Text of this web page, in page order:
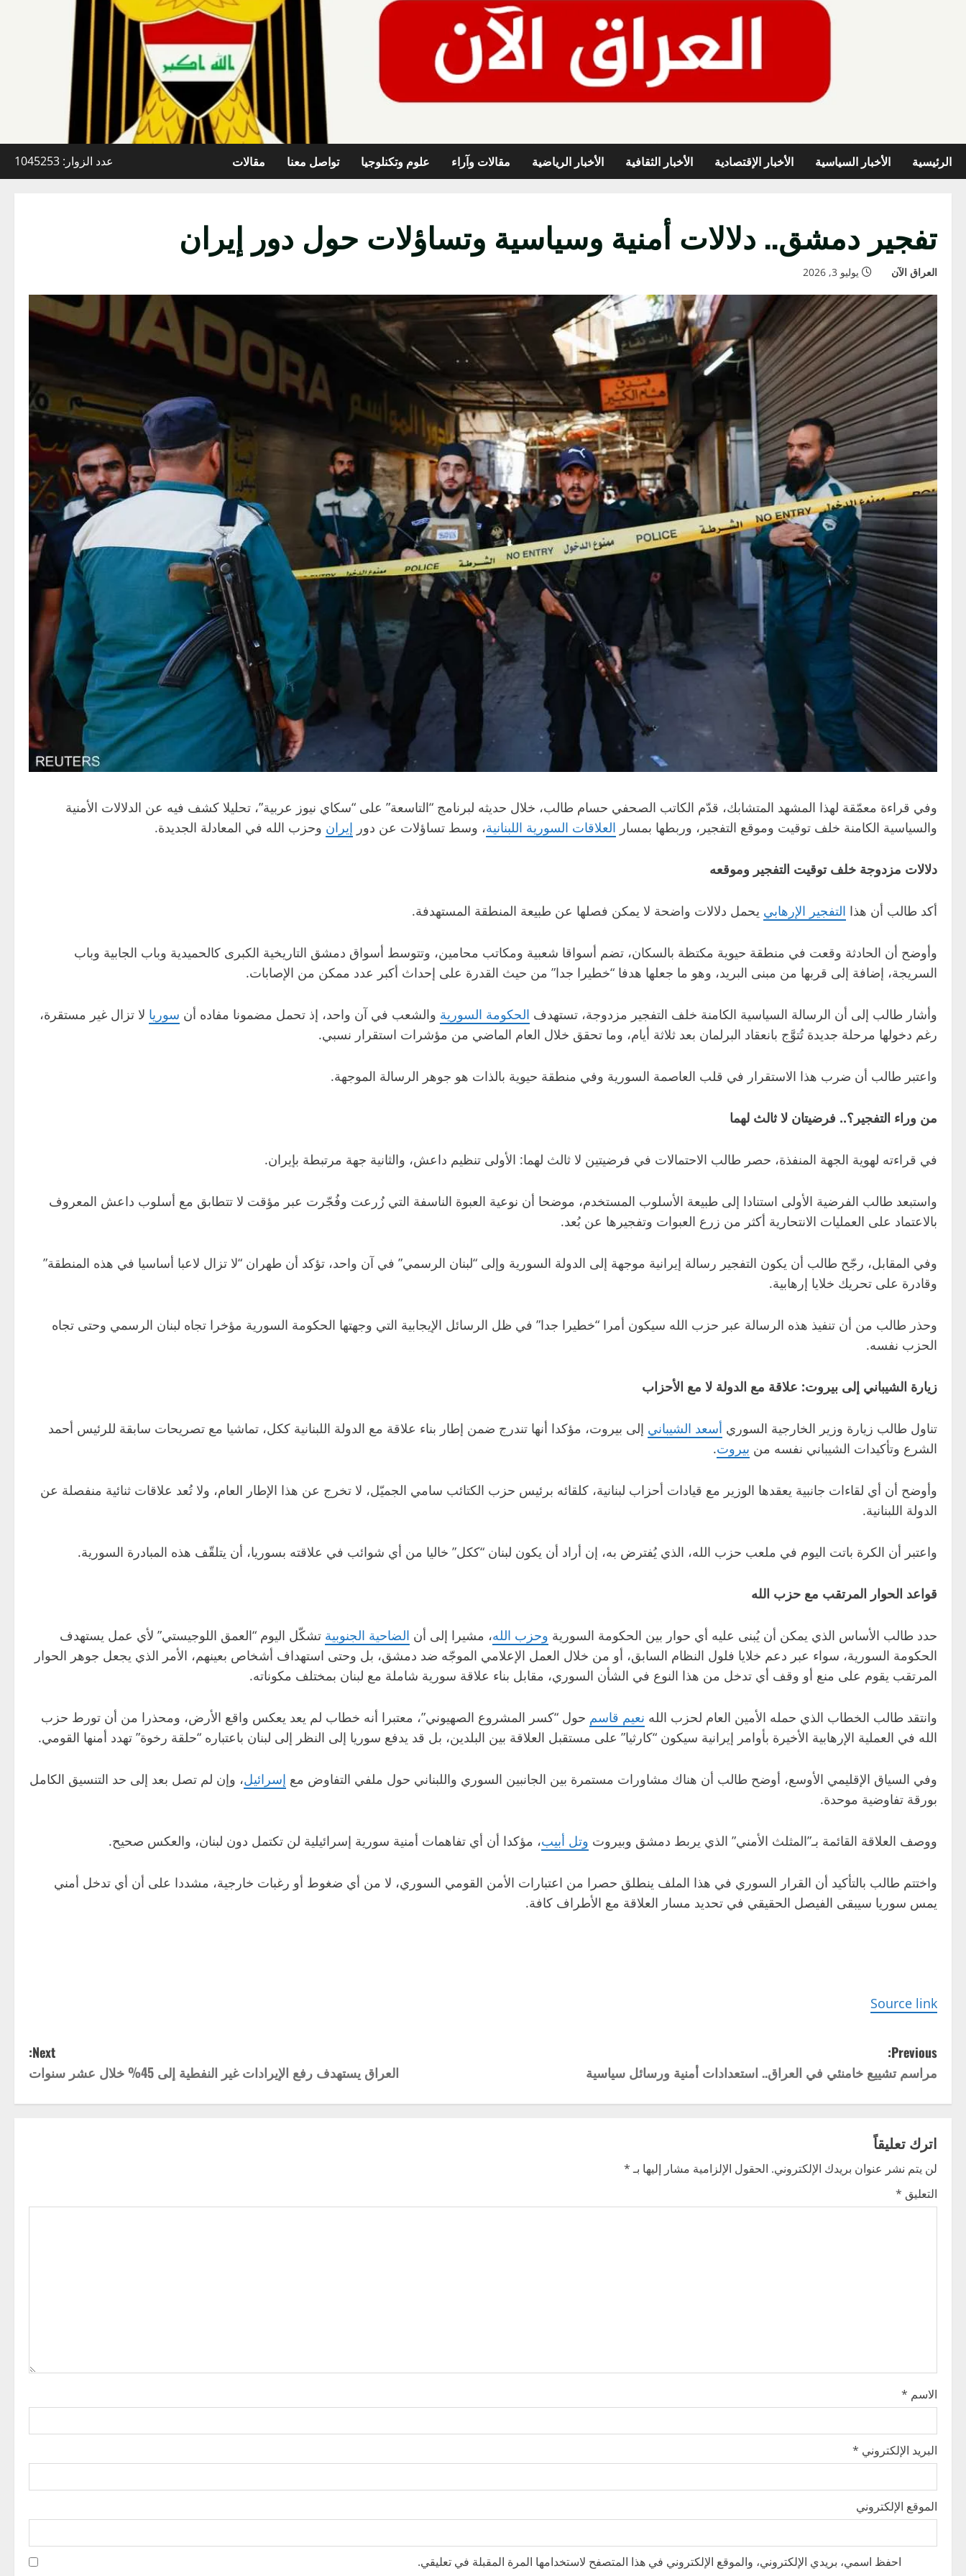
الرئيسية الأخبار السياسية الأخبار الإقتصادية الأخبار الثقافية الأخبار الرياضية مقالات وآراء علوم وتكنلوجيا تواصل معنا مقالات عدد الزوار: 1045253
تفجير دمشق.. دلالات أمنية وسياسية وتساؤلات حول دور إيران
العراق الآن يوليو 3, 2026
وفي قراءة معمّقة لهذا المشهد المتشابك، قدّم الكاتب الصحفي حسام طالب، خلال حديثه لبرنامج “التاسعة” على “سكاي نيوز عربية”، تحليلا كشف فيه عن الدلالات الأمنية
والسياسية الكامنة خلف توقيت وموقع التفجير، وربطها بمسار العلاقات السورية اللبنانية، وسط تساؤلات عن دور إيران وحزب الله في المعادلة الجديدة.
دلالات مزدوجة خلف توقيت التفجير وموقعه
أكد طالب أن هذا التفجير الإرهابي يحمل دلالات واضحة لا يمكن فصلها عن طبيعة المنطقة المستهدفة.
وأوضح أن الحادثة وقعت في منطقة حيوية مكتظة بالسكان، تضم أسواقا شعبية ومكاتب محامين، وتتوسط أسواق دمشق التاريخية الكبرى كالحميدية وباب الجابية وباب
السريجة، إضافة إلى قربها من مبنى البريد، وهو ما جعلها هدفا “خطيرا جدا” من حيث القدرة على إحداث أكبر عدد ممكن من الإصابات.
وأشار طالب إلى أن الرسالة السياسية الكامنة خلف التفجير مزدوجة، تستهدف الحكومة السورية والشعب في آن واحد، إذ تحمل مضمونا مفاده أن سوريا لا تزال غير مستقرة،
رغم دخولها مرحلة جديدة تُتوَّج بانعقاد البرلمان بعد ثلاثة أيام، وما تحقق خلال العام الماضي من مؤشرات استقرار نسبي.
واعتبر طالب أن ضرب هذا الاستقرار في قلب العاصمة السورية وفي منطقة حيوية بالذات هو جوهر الرسالة الموجهة.
من وراء التفجير؟.. فرضيتان لا ثالث لهما
في قراءته لهوية الجهة المنفذة، حصر طالب الاحتمالات في فرضيتين لا ثالث لهما: الأولى تنظيم داعش، والثانية جهة مرتبطة بإيران.
واستبعد طالب الفرضية الأولى استنادا إلى طبيعة الأسلوب المستخدم، موضحا أن نوعية العبوة الناسفة التي زُرعت وفُجّرت عبر مؤقت لا تتطابق مع أسلوب داعش المعروف
بالاعتماد على العمليات الانتحارية أكثر من زرع العبوات وتفجيرها عن بُعد.
وفي المقابل، رجّح طالب أن يكون التفجير رسالة إيرانية موجهة إلى الدولة السورية وإلى “لبنان الرسمي” في آن واحد، تؤكد أن طهران “لا تزال لاعبا أساسيا في هذه المنطقة”
وقادرة على تحريك خلايا إرهابية.
وحذر طالب من أن تنفيذ هذه الرسالة عبر حزب الله سيكون أمرا “خطيرا جدا” في ظل الرسائل الإيجابية التي وجهتها الحكومة السورية مؤخرا تجاه لبنان الرسمي وحتى تجاه
الحزب نفسه.
زيارة الشيباني إلى بيروت: علاقة مع الدولة لا مع الأحزاب
تناول طالب زيارة وزير الخارجية السوري أسعد الشيباني إلى بيروت، مؤكدا أنها تندرج ضمن إطار بناء علاقة مع الدولة اللبنانية ككل، تماشيا مع تصريحات سابقة للرئيس أحمد
الشرع وتأكيدات الشيباني نفسه من بيروت.
وأوضح أن أي لقاءات جانبية يعقدها الوزير مع قيادات أحزاب لبنانية، كلقائه برئيس حزب الكتائب سامي الجميّل، لا تخرج عن هذا الإطار العام، ولا تُعد علاقات ثنائية منفصلة عن
الدولة اللبنانية.
واعتبر أن الكرة باتت اليوم في ملعب حزب الله، الذي يُفترض به، إن أراد أن يكون لبنان “ككل” خاليا من أي شوائب في علاقته بسوريا، أن يتلقّف هذه المبادرة السورية.
قواعد الحوار المرتقب مع حزب الله
حدد طالب الأساس الذي يمكن أن يُبنى عليه أي حوار بين الحكومة السورية وحزب الله، مشيرا إلى أن الضاحية الجنوبية تشكّل اليوم “العمق اللوجيستي” لأي عمل يستهدف
الحكومة السورية، سواء عبر دعم خلايا فلول النظام السابق، أو من خلال العمل الإعلامي الموجّه ضد دمشق، بل وحتى استهداف أشخاص بعينهم، الأمر الذي يجعل جوهر الحوار
المرتقب يقوم على منع أو وقف أي تدخل من هذا النوع في الشأن السوري، مقابل بناء علاقة سورية شاملة مع لبنان بمختلف مكوناته.
وانتقد طالب الخطاب الذي حمله الأمين العام لحزب الله نعيم قاسم حول “كسر المشروع الصهيوني”، معتبرا أنه خطاب لم يعد يعكس واقع الأرض، ومحذرا من أن تورط حزب
الله في العملية الإرهابية الأخيرة بأوامر إيرانية سيكون “كارثيا” على مستقبل العلاقة بين البلدين، بل قد يدفع سوريا إلى النظر إلى لبنان باعتباره “حلقة رخوة” تهدد أمنها القومي.
وفي السياق الإقليمي الأوسع، أوضح طالب أن هناك مشاورات مستمرة بين الجانبين السوري واللبناني حول ملفي التفاوض مع إسرائيل، وإن لم تصل بعد إلى حد التنسيق الكامل
بورقة تفاوضية موحدة.
ووصف العلاقة القائمة بـ”المثلث الأمني” الذي يربط دمشق وبيروت وتل أبيب، مؤكدا أن أي تفاهمات أمنية سورية إسرائيلية لن تكتمل دون لبنان، والعكس صحيح.
واختتم طالب بالتأكيد أن القرار السوري في هذا الملف ينطلق حصرا من اعتبارات الأمن القومي السوري، لا من أي ضغوط أو رغبات خارجية، مشددا على أن أي تدخل أمني
يمس سوريا سيبقى الفيصل الحقيقي في تحديد مسار العلاقة مع الأطراف كافة.
Source link
P
o
s
t
n
a
i
o
n
Previous:
مراسم تشييع خامنئي في العراق.. استعدادات أمنية ورسائل سياسية
Next:
العراق يستهدف رفع الإيرادات غير النفطية إلى 45% خلال عشر سنوات
اترك تعليقاً
لن يتم نشر عنوان بريدك الإلكتروني. الحقول الإلزامية مشار إليها بـ*
التعليق *
الاسم *
البريد الإلكتروني *
الموقع الإلكتروني
احفظ اسمي، بريدي الإلكتروني، والموقع الإلكتروني في هذا المتصفح لاستخدامها المرة المقبلة في تعليقي.